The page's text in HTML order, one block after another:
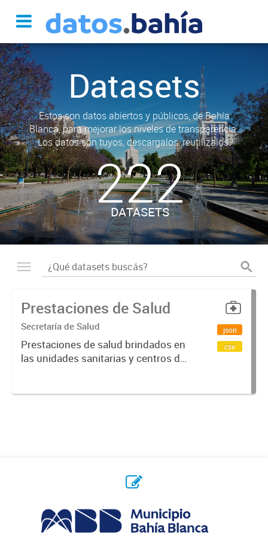
Datasets
Estos son datos abiertos y públicos, de Bahía
Blanca, para mejorar los niveles de transparencia.
Los datos son tuyos, descargalos, reutilizalos.
222
DATASETS
Prestaciones de Salud
Secretaría de Salud
Prestaciones de salud brindados en
las unidades sanitarias y centros de
json
csv